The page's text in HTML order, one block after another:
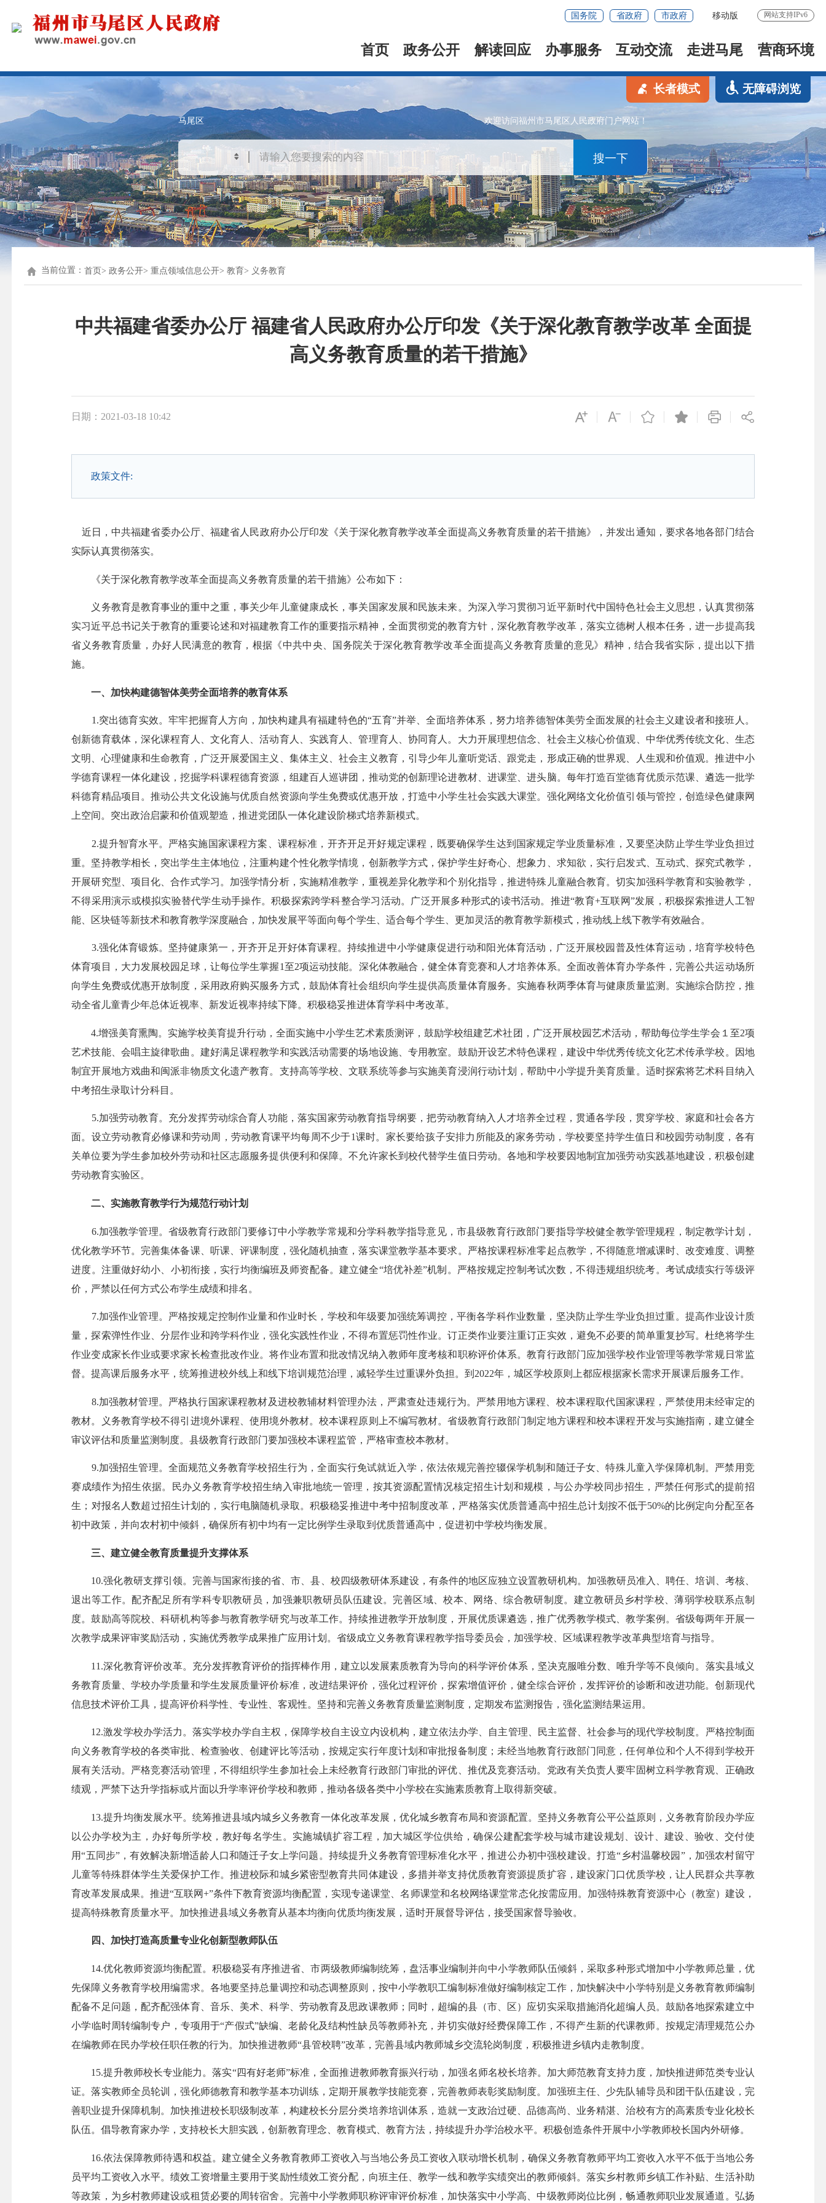
国务院 省政府 市政府 移动版 网站支持IPv6
首页 政务公开 解读回应 办事服务 互动交流 走进马尾 营商环境
马尾区 欢迎访问福州市马尾区人民政府门户网站！
搜一下
长者模式 无障碍浏览
当前位置：首页 政务公开 重点领域信息公开 教育 义务教育
中共福建省委办公厅 福建省人民政府办公厅印发《关于深化教育教学改革 全面提
高义务教育质量的若干措施》
日期：2021-03-18 10:42
政策文件:
近日，中共福建省委办公厅、福建省人民政府办公厅印发《关于深化教育教学改革全面提高义务教育质量的若干措施》，并发出通知，要求各地各部门结合
实际认真贯彻落实。
《关于深化教育教学改革全面提高义务教育质量的若干措施》公布如下：
义务教育是教育事业的重中之重，事关少年儿童健康成长，事关国家发展和民族未来。为深入学习贯彻习近平新时代中国特色社会主义思想，认真贯彻落
实习近平总书记关于教育的重要论述和对福建教育工作的重要指示精神，全面贯彻党的教育方针，深化教育教学改革，落实立德树人根本任务，进一步提高我
省义务教育质量，办好人民满意的教育，根据《中共中央、国务院关于深化教育教学改革全面提高义务教育质量的意见》精神，结合我省实际，提出以下措
施。
一、加快构建德智体美劳全面培养的教育体系
1.突出德育实效。牢牢把握育人方向，加快构建具有福建特色的“五育”并举、全面培养体系，努力培养德智体美劳全面发展的社会主义建设者和接班人。
创新德育载体，深化课程育人、文化育人、活动育人、实践育人、管理育人、协同育人。大力开展理想信念、社会主义核心价值观、中华优秀传统文化、生态
文明、心理健康和生命教育，广泛开展爱国主义、集体主义、社会主义教育，引导少年儿童听党话、跟党走，形成正确的世界观、人生观和价值观。推进中小
学德育课程一体化建设，挖掘学科课程德育资源，组建百人巡讲团，推动党的创新理论进教材、进课堂、进头脑。每年打造百堂德育优质示范课、遴选一批学
科德育精品项目。推动公共文化设施与优质自然资源向学生免费或优惠开放，打造中小学生社会实践大课堂。强化网络文化价值引领与管控，创造绿色健康网
上空间。突出政治启蒙和价值观塑造，推进党团队一体化建设阶梯式培养新模式。
2.提升智育水平。严格实施国家课程方案、课程标准，开齐开足开好规定课程，既要确保学生达到国家规定学业质量标准，又要坚决防止学生学业负担过
重。坚持教学相长，突出学生主体地位，注重构建个性化教学情境，创新教学方式，保护学生好奇心、想象力、求知欲，实行启发式、互动式、探究式教学，
开展研究型、项目化、合作式学习。加强学情分析，实施精准教学，重视差异化教学和个别化指导，推进特殊儿童融合教育。切实加强科学教育和实验教学，
不得采用演示或模拟实验替代学生动手操作。积极探索跨学科整合学习活动。广泛开展多种形式的读书活动。推进“教育+互联网”发展，积极探索推进人工智
能、区块链等新技术和教育教学深度融合，加快发展平等面向每个学生、适合每个学生、更加灵活的教育教学新模式，推动线上线下教学有效融合。
3.强化体育锻炼。坚持健康第一，开齐开足开好体育课程。持续推进中小学健康促进行动和阳光体育活动，广泛开展校园普及性体育运动，培育学校特色
体育项目，大力发展校园足球，让每位学生掌握1至2项运动技能。深化体教融合，健全体育竞赛和人才培养体系。全面改善体育办学条件，完善公共运动场所
向学生免费或优惠开放制度，采用政府购买服务方式，鼓励体育社会组织向学生提供高质量体育服务。实施春秋两季体育与健康质量监测。实施综合防控，推
动全省儿童青少年总体近视率、新发近视率持续下降。积极稳妥推进体育学科中考改革。
4.增强美育熏陶。实施学校美育提升行动，全面实施中小学生艺术素质测评，鼓励学校组建艺术社团，广泛开展校园艺术活动，帮助每位学生学会１至2项
艺术技能、会唱主旋律歌曲。建好满足课程教学和实践活动需要的场地设施、专用教室。鼓励开设艺术特色课程，建设中华优秀传统文化艺术传承学校。因地
制宜开展地方戏曲和闽派非物质文化遗产教育。支持高等学校、文联系统等参与实施美育浸润行动计划，帮助中小学提升美育质量。适时探索将艺术科目纳入
中考招生录取计分科目。
5.加强劳动教育。充分发挥劳动综合育人功能，落实国家劳动教育指导纲要，把劳动教育纳入人才培养全过程，贯通各学段，贯穿学校、家庭和社会各方
面。设立劳动教育必修课和劳动周，劳动教育课平均每周不少于1课时。家长要给孩子安排力所能及的家务劳动，学校要坚持学生值日和校园劳动制度，各有
关单位要为学生参加校外劳动和社区志愿服务提供便利和保障。不允许家长到校代替学生值日劳动。各地和学校要因地制宜加强劳动实践基地建设，积极创建
劳动教育实验区。
二、实施教育教学行为规范行动计划
6.加强教学管理。省级教育行政部门要修订中小学教学常规和分学科教学指导意见，市县级教育行政部门要指导学校健全教学管理规程，制定教学计划，
优化教学环节。完善集体备课、听课、评课制度，强化随机抽查，落实课堂教学基本要求。严格按课程标准零起点教学，不得随意增减课时、改变难度、调整
进度。注重做好幼小、小初衔接，实行均衡编班及师资配备。建立健全“培优补差”机制。严格按规定控制考试次数，不得违规组织统考。考试成绩实行等级评
价，严禁以任何方式公布学生成绩和排名。
7.加强作业管理。严格按规定控制作业量和作业时长，学校和年级要加强统筹调控，平衡各学科作业数量，坚决防止学生学业负担过重。提高作业设计质
量，探索弹性作业、分层作业和跨学科作业，强化实践性作业，不得布置惩罚性作业。订正类作业要注重订正实效，避免不必要的简单重复抄写。杜绝将学生
作业变成家长作业或要求家长检查批改作业。将作业布置和批改情况纳入教师年度考核和职称评价体系。教育行政部门应加强学校作业管理等教学常规日常监
督。提高课后服务水平，统筹推进校外线上和线下培训规范治理，减轻学生过重课外负担。到2022年，城区学校原则上都应根据家长需求开展课后服务工作。
8.加强教材管理。严格执行国家课程教材及进校教辅材料管理办法，严肃查处违规行为。严禁用地方课程、校本课程取代国家课程，严禁使用未经审定的
教材。义务教育学校不得引进境外课程、使用境外教材。校本课程原则上不编写教材。省级教育行政部门制定地方课程和校本课程开发与实施指南，建立健全
审议评估和质量监测制度。县级教育行政部门要加强校本课程监管，严格审查校本教材。
9.加强招生管理。全面规范义务教育学校招生行为，全面实行免试就近入学，依法依规完善控辍保学机制和随迁子女、特殊儿童入学保障机制。严禁用竞
赛成绩作为招生依据。民办义务教育学校招生纳入审批地统一管理，按其资源配置情况核定招生计划和规模，与公办学校同步招生，严禁任何形式的提前招
生；对报名人数超过招生计划的，实行电脑随机录取。积极稳妥推进中考中招制度改革，严格落实优质普通高中招生总计划按不低于50%的比例定向分配至各
初中政策，并向农村初中倾斜，确保所有初中均有一定比例学生录取到优质普通高中，促进初中学校均衡发展。
三、建立健全教育质量提升支撑体系
10.强化教研支撑引领。完善与国家衔接的省、市、县、校四级教研体系建设，有条件的地区应独立设置教研机构。加强教研员准入、聘任、培训、考核、
退出等工作。配齐配足所有学科专职教研员，加强兼职教研员队伍建设。完善区域、校本、网络、综合教研制度。建立教研员乡村学校、薄弱学校联系点制
度。鼓励高等院校、科研机构等参与教育教学研究与改革工作。持续推进教学开放制度，开展优质课遴选，推广优秀教学模式、教学案例。省级每两年开展一
次教学成果评审奖励活动，实施优秀教学成果推广应用计划。省级成立义务教育课程教学指导委员会，加强学校、区域课程教学改革典型培育与指导。
11.深化教育评价改革。充分发挥教育评价的指挥棒作用，建立以发展素质教育为导向的科学评价体系，坚决克服唯分数、唯升学等不良倾向。落实县域义
务教育质量、学校办学质量和学生发展质量评价标准，改进结果评价，强化过程评价，探索增值评价，健全综合评价，发挥评价的诊断和改进功能。创新现代
信息技术评价工具，提高评价科学性、专业性、客观性。坚持和完善义务教育质量监测制度，定期发布监测报告，强化监测结果运用。
12.激发学校办学活力。落实学校办学自主权，保障学校自主设立内设机构，建立依法办学、自主管理、民主监督、社会参与的现代学校制度。严格控制面
向义务教育学校的各类审批、检查验收、创建评比等活动，按规定实行年度计划和审批报备制度；未经当地教育行政部门同意，任何单位和个人不得到学校开
展有关活动。严格竞赛活动管理，不得组织学生参加社会上未经教育行政部门审批的评优、推优及竞赛活动。党政有关负责人要牢固树立科学教育观、正确政
绩观，严禁下达升学指标或片面以升学率评价学校和教师，推动各级各类中小学校在实施素质教育上取得新突破。
13.提升均衡发展水平。统筹推进县域内城乡义务教育一体化改革发展，优化城乡教育布局和资源配置。坚持义务教育公平公益原则，义务教育阶段办学应
以公办学校为主，办好每所学校，教好每名学生。实施城镇扩容工程，加大城区学位供给，确保公建配套学校与城市建设规划、设计、建设、验收、交付使
用“五同步”，有效解决新增适龄人口和随迁子女上学问题。持续提升义务教育管理标准化水平，推进公办初中强校建设。打造“乡村温馨校园”，加强农村留守
儿童等特殊群体学生关爱保护工作。推进校际和城乡紧密型教育共同体建设，多措并举支持优质教育资源提质扩容，建设家门口优质学校，让人民群众共享教
育改革发展成果。推进“互联网+”条件下教育资源均衡配置，实现专递课堂、名师课堂和名校网络课堂常态化按需应用。加强特殊教育资源中心（教室）建设，
提高特殊教育质量水平。加快推进县域义务教育从基本均衡向优质均衡发展，适时开展督导评估，接受国家督导验收。
四、加快打造高质量专业化创新型教师队伍
14.优化教师资源均衡配置。积极稳妥有序推进省、市两级教师编制统筹，盘活事业编制并向中小学教师队伍倾斜，采取多种形式增加中小学教师总量，优
先保障义务教育学校用编需求。各地要坚持总量调控和动态调整原则，按中小学教职工编制标准做好编制核定工作，加快解决中小学特别是义务教育教师编制
配备不足问题，配齐配强体育、音乐、美术、科学、劳动教育及思政课教师；同时，超编的县（市、区）应切实采取措施消化超编人员。鼓励各地探索建立中
小学临时周转编制专户，专项用于“产假式”缺编、老龄化及结构性缺员等教师补充，并切实做好经费保障工作，不得产生新的代课教师。按规定清理规范公办
在编教师在民办学校任职任教的行为。加快推进教师“县管校聘”改革，完善县域内教师城乡交流轮岗制度，积极推进乡镇内走教制度。
15.提升教师校长专业能力。落实“四有好老师”标准，全面推进教师教育振兴行动，加强名师名校长培养。加大师范教育支持力度，加快推进师范类专业认
证。落实教师全员轮训，强化师德教育和教学基本功训练，定期开展教学技能竞赛，完善教师表彰奖励制度。加强班主任、少先队辅导员和团干队伍建设，完
善职业提升保障机制。加快推进校长职级制改革，构建校长分层分类培养培训体系，造就一支政治过硬、品德高尚、业务精湛、治校有方的高素质专业化校长
队伍。倡导教育家办学，支持校长大胆实践，创新教育理念、教育模式、教育方法，持续提升办学治校水平。积极创造条件开展中小学教师校长国内外研修。
16.依法保障教师待遇和权益。建立健全义务教育教师工资收入与当地公务员工资收入联动增长机制，确保义务教育教师平均工资收入水平不低于当地公务
员平均工资收入水平。绩效工资增量主要用于奖励性绩效工资分配，向班主任、教学一线和教学实绩突出的教师倾斜。落实乡村教师乡镇工作补贴、生活补助
等政策，为乡村教师建设或租赁必要的周转宿舍。完善中小学教师职称评审评价标准，加快落实中小学高、中级教师岗位比例，畅通教师职业发展通道。弘扬